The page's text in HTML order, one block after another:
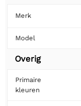
Merk
Model
Overig
Primaire
kleuren